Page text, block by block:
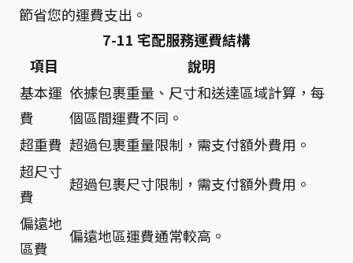
節省您的運費支出。
7-11 宅配服務運費結構
項目
說明
基本運
費
依據包裹重量、尺寸和送達區域計算，每
個區間運費不同。
超重費 超過包裹重量限制，需支付額外費用。
超尺寸
費
超過包裹尺寸限制，需支付額外費用。
偏遠地
區費
偏遠地區運費通常較高。